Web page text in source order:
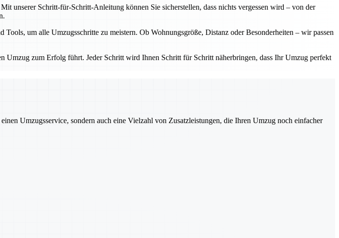
unserer Schritt-für-Schritt-Anleitung können Sie sicherstellen, dass nichts vergessen wird – von der
um alle Umzugsschritte zu meistern. Ob Wohnungsgröße, Distanz oder Besonderheiten – wir passen
Umzug zum Erfolg führt. Jeder Schritt wird Ihnen Schritt für Schritt näherbringen, dass Ihr Umzug perfekt
Umzugsservice, sondern auch eine Vielzahl von Zusatzleistungen, die Ihren Umzug noch einfacher